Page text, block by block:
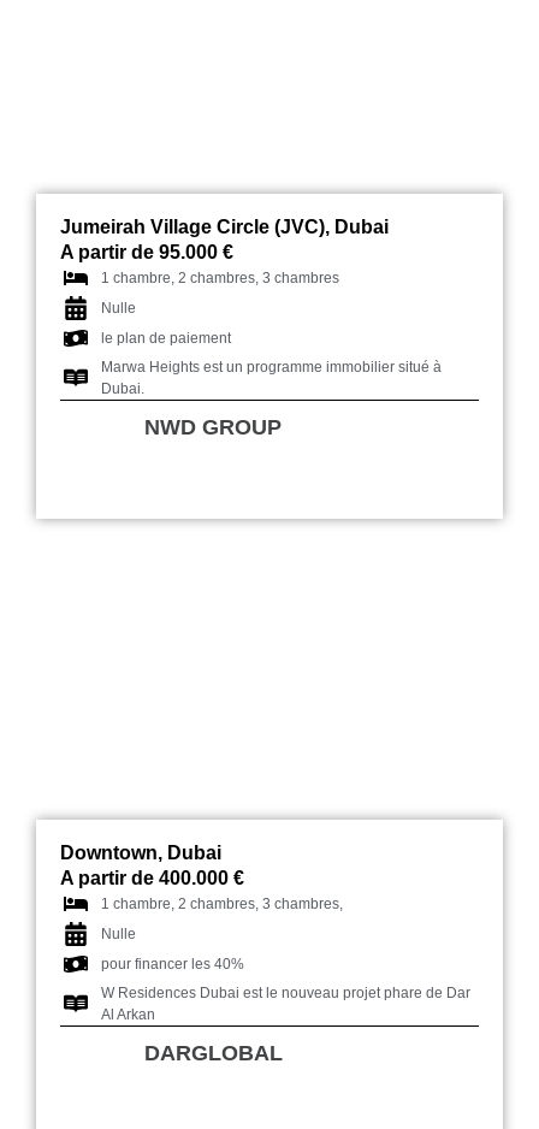
Jumeirah Village Circle (JVC), Dubai
A partir de 95.000 €
1 chambre, 2 chambres, 3 chambres
Nulle
le plan de paiement
Marwa Heights est un programme immobilier situé à
Dubai.
NWD GROUP
Downtown, Dubai
A partir de 400.000 €
1 chambre, 2 chambres, 3 chambres,
Nulle
pour financer les 40%
W Residences Dubai est le nouveau projet phare de Dar
Al Arkan
DARGLOBAL